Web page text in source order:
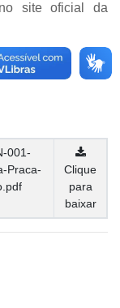
site oficial da
001-
Praca-
Clique
para
baixar